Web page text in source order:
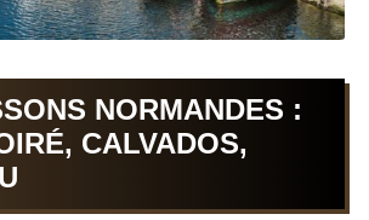
NORMANDES :
CALVADOS,